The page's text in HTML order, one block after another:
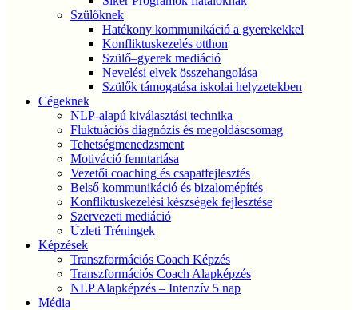
Szülőknek
Hatékony kommunikáció a gyerekekkel
Konfliktuskezelés otthon
Szülő–gyerek mediáció
Nevelési elvek összehangolása
Szülők támogatása iskolai helyzetekben
Cégeknek
NLP-alapú kiválasztási technika
Fluktuációs diagnózis és megoldáscsomag
Tehetségmenedzsment
Motiváció fenntartása
Vezetői coaching és csapatfejlesztés
Belső kommunikáció és bizalomépítés
Konfliktuskezelési készségek fejlesztése
Szervezeti mediáció
Üzleti Tréningek
Képzések
Transzformációs Coach Képzés
Transzformációs Coach Alapképzés
NLP Alapképzés – Intenzív 5 nap
Média